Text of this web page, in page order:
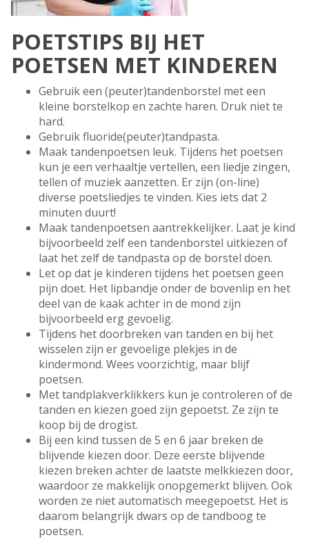
POETSTIPS BIJ HET
POETSEN MET KINDEREN
Gebruik een (peuter)tandenborstel met een
kleine borstelkop en zachte haren. Druk niet te
hard.
Gebruik fluoride(peuter)tandpasta.
Maak tandenpoetsen leuk. Tijdens het poetsen
kun je een verhaaltje vertellen, een liedje zingen,
tellen of muziek aanzetten. Er zijn (on-line)
diverse poetsliedjes te vinden. Kies iets dat 2
minuten duurt!
Maak tandenpoetsen aantrekkelijker. Laat je kind
bijvoorbeeld zelf een tandenborstel uitkiezen of
laat het zelf de tandpasta op de borstel doen.
Let op dat je kinderen tijdens het poetsen geen
pijn doet. Het lipbandje onder de bovenlip en het
deel van de kaak achter in de mond zijn
bijvoorbeeld erg gevoelig.
Tijdens het doorbreken van tanden en bij het
wisselen zijn er gevoelige plekjes in de
kindermond. Wees voorzichtig, maar blijf
poetsen.
Met tandplakverklikkers kun je controleren of de
tanden en kiezen goed zijn gepoetst. Ze zijn te
koop bij de drogist.
Bij een kind tussen de 5 en 6 jaar breken de
blijvende kiezen door. Deze eerste blijvende
kiezen breken achter de laatste melkkiezen door,
waardoor ze makkelijk onopgemerkt blijven. Ook
worden ze niet automatisch meegepoetst. Het is
daarom belangrijk dwars op de tandboog te
poetsen.